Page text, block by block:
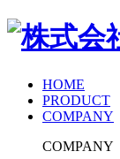
HOME
PRODUCT
COMPANY
COMPANY